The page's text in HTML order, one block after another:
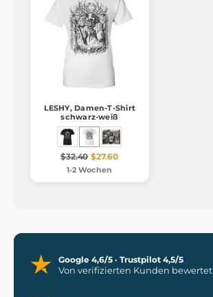
LESHY, Damen-T-Shirt
schwarz-weiß
$32.40 $27.60
1-2 Wochen
Google 4,6/5 · Trustpilot 4,5/5
Von verifizierten Kunden bewertet